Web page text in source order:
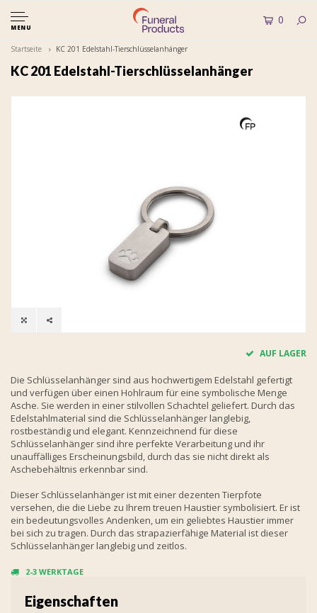
MENU
0
Startseite KC 201 Edelstahl-Tierschlüsselanhänger
KC 201 Edelstahl-Tierschlüsselanhänger
AUF LAGER
Die Schlüsselanhänger sind aus hochwertigem Edelstahl gefertigt
und verfügen über einen Hohlraum für eine symbolische Menge
Asche. Sie werden in einer stilvollen Schachtel geliefert. Durch das
Edelstahlmaterial sind die Schlüsselanhänger langlebig,
rostbeständig und elegant. Kennzeichnend für diese
Schlüsselanhänger sind ihre perfekte Verarbeitung und ihr
unauffälliges Erscheinungsbild, durch das sie nicht direkt als
Aschebehältnis erkennbar sind.
Dieser Schlüsselanhänger ist mit einer dezenten Tierpfote
versehen, die die Liebe zu Ihrem treuen Haustier symbolisiert. Er ist
ein bedeutungsvolles Andenken, um ein geliebtes Haustier immer
bei sich zu tragen. Durch das strapazierfähige Material ist dieser
Schlüsselanhänger langlebig und zeitlos.
2-3 WERKTAGE
Eigenschaften